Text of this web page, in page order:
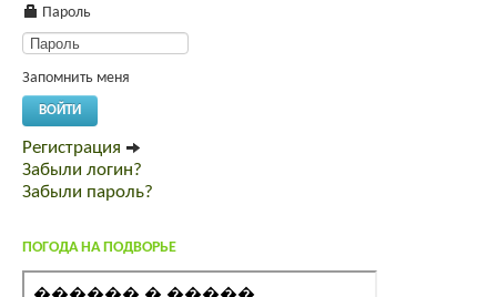
Пароль
Запомнить меня
ВОЙТИ
Регистрация
Забыли логин?
Забыли пароль?
ПОГОДА НА ПОДВОРЬЕ